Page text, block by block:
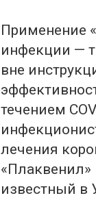
Применение
инфекции —
вне
течением
лечения
«Плаквенил»
известный в